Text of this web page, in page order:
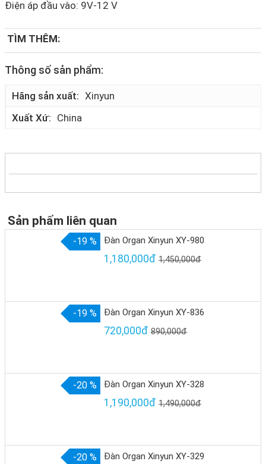
Điện áp đầu vào: 9V-12 V
TÌM THÊM:
Thông số sản phẩm:
Hãng sản xuất
Xinyun
Xuất Xứ
China
Sản phẩm liên quan
-19 % Đàn Organ Xinyun XY-980
1,180,000đ 1,450,000đ
-19 % Đàn Organ Xinyun XY-836
720,000đ 890,000đ
-20 % Đàn Organ Xinyun XY-328
1,190,000đ 1,490,000đ
-20 % Đàn Organ Xinyun XY-329